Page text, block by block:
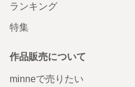
ランキング
特集
作品販売について
minneで売りたい